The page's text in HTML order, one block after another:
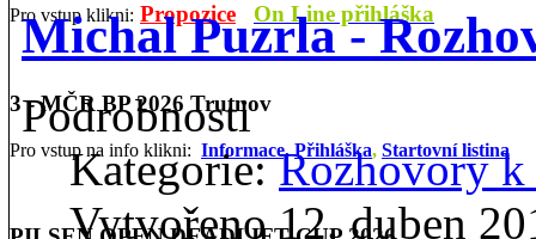
Pro vstup klikni: Propozice On Line přihláška
3 - MČR BP 2026 Trutnov
Pro vstup na info klikni: Informace, Přihláška, Startovní listina
Michal Puzrla -
Podrobnosti
Kategorie:Rozhovory
Vytvořeno 12. duben